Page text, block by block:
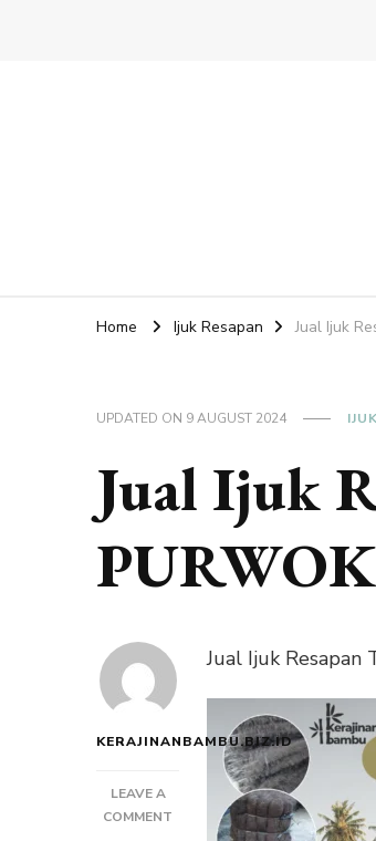
Home Ijuk Resapan Jual Ijuk
UPDATED ON 9 AUGUST 2024
Jual Ijuk
KERAJINANBAMBU.BIZ.ID
LEAVE A
COMMENT
Jual Ijuk Resapan